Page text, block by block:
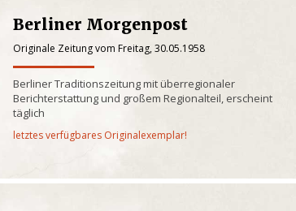
Berliner Morgenpost
Originale Zeitung vom Freitag, 30.05.1958
Berliner Traditionszeitung mit überregionaler
Berichterstattung und großem Regionalteil, erscheint
täglich
letztes verfügbares Originalexemplar!